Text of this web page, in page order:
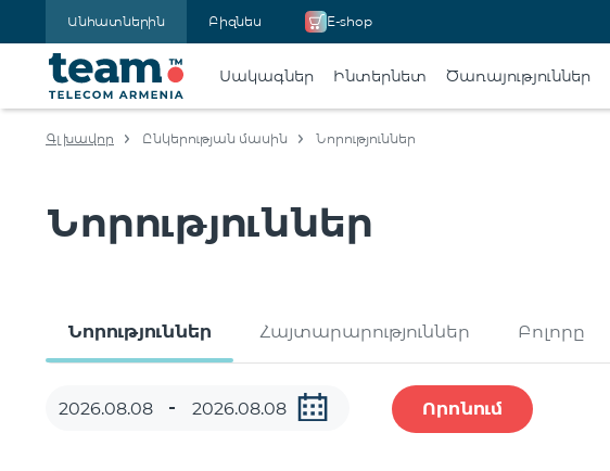
Անհատներին Բիզնես E-shop
Սակագներ Ինտերնետ Ծառայություններ
Գլխավոր Ընկերության մասին Նորություններ
Նորություններ
Նորություններ Հայտարարություններ Բոլորը
Որոնում